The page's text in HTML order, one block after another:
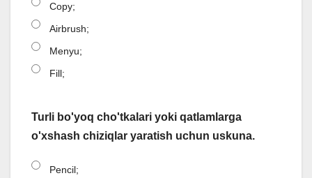
Copy;
Airbrush;
Menyu;
Fill;
Turli bo'yoq cho'tkalari yoki qatlamlarga
o'xshash chiziqlar yaratish uchun uskuna.
Pencil;